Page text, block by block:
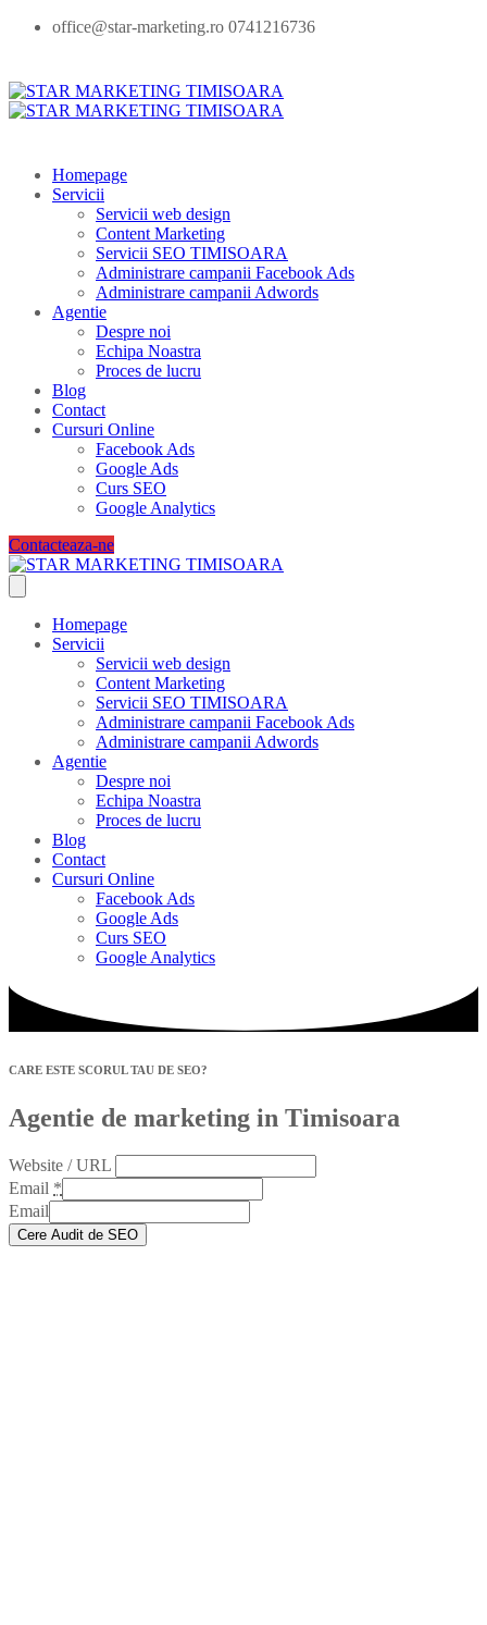
office@star-marketing.ro 0741216736
Homepage
Servicii
Servicii web design
Content Marketing
Servicii SEO TIMISOARA
Administrare campanii Facebook Ads
Administrare campanii Adwords
Agentie
Despre noi
Echipa Noastra
Proces de lucru
Blog
Contact
Cursuri Online
Facebook Ads
Google Ads
Curs SEO
Google Analytics
Contacteaza-ne
Homepage
Servicii
Servicii web design
Content Marketing
Servicii SEO TIMISOARA
Administrare campanii Facebook Ads
Administrare campanii Adwords
Agentie
Despre noi
Echipa Noastra
Proces de lucru
Blog
Contact
Cursuri Online
Facebook Ads
Google Ads
Curs SEO
Google Analytics
CARE ESTE SCORUL TAU DE SEO?
Agentie de marketing in Timisoara
Website / URL
Email *
Email
Cere Audit de SEO